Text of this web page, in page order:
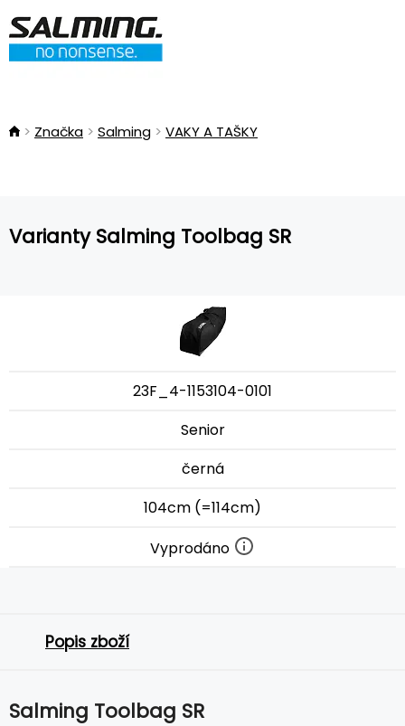
Značka Salming VAKY A TAŠKY
Varianty Salming Toolbag SR
23F_4-1153104-0101
Senior
černá
104cm (=114cm)
Vyprodáno
Popis zboží
Salming Toolbag SR